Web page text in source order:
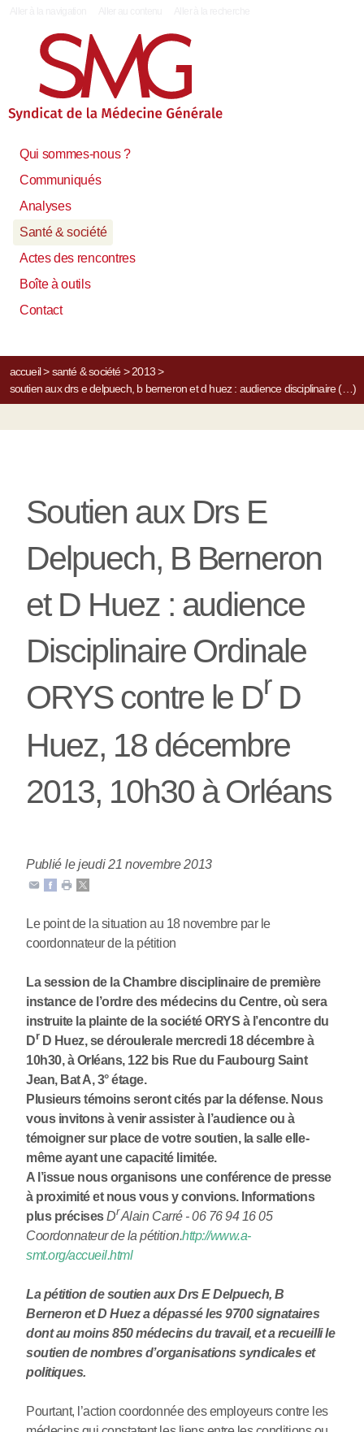
Qui sommes-nous ?
Communiqués
Analyses
Santé & société
Actes des rencontres
Boîte à outils
Contact
accueil> santé & société> 2013>
soutien aux drs e delpuech, b berneron et d huez : audience disciplinaire (…)
Soutien aux Drs E
Delpuech, B Berneron
et D Huez : audience
Disciplinaire Ordinale
ORYS contre le Dr D
Huez, 18 décembre
2013, 10h30 à Orléans
Publié le jeudi 21 novembre 2013
Le point de la situation au 18 novembre par le
coordonnateur de la pétition
La session de la Chambre disciplinaire de première
instance de l’ordre des médecins du Centre, où sera
instruite la plainte de la société ORYS à l’encontre du
Dr D Huez, se déroulerale mercredi 18 décembre à
10h30, à Orléans, 122 bis Rue du Faubourg Saint
Jean, Bat A, 3° étage.
Plusieurs témoins seront cités par la défense. Nous
vous invitons à venir assister à l’audience ou à
témoigner sur place de votre soutien, la salle elle-
même ayant une capacité limitée.
A l’issue nous organisons une conférence de presse
à proximité et nous vous y convions. Informations
plus précisesDrAlain Carré - 06 76 94 16 05
Coordonnateur de la pétition.http://www.a-
smt.org/accueil.html
La pétition de soutien aux Drs E Delpuech, B
Berneron et D Huez a dépassé les 9700 signataires
dont au moins 850 médecins du travail, et a recueilli le
soutien de nombres d’organisations syndicales et
politiques.
Pourtant, l’action coordonnée des employeurs contre les